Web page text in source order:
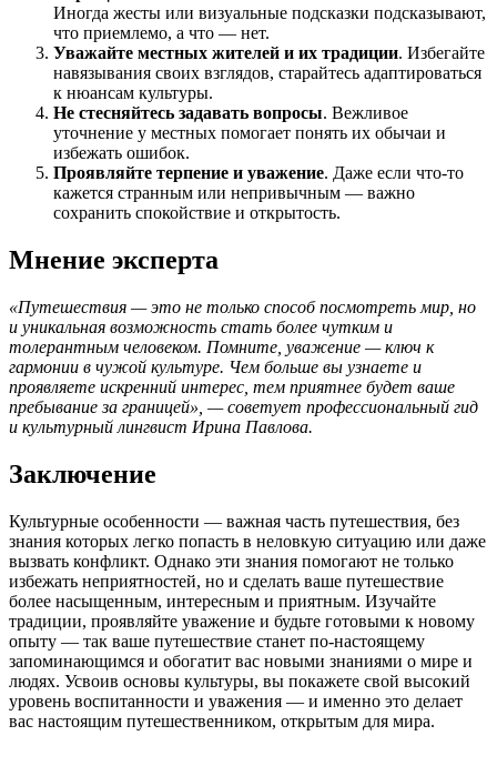
Иногда жесты или визуальные подсказки подсказывают,
что приемлемо, а что — нет.
Уважайте местных жителей и их традиции. Избегайте
навязывания своих взглядов, старайтесь адаптироваться
к нюансам культуры.
Не стесняйтесь задавать вопросы. Вежливое
уточнение у местных помогает понять их обычаи и
избежать ошибок.
Проявляйте терпение и уважение. Даже если что-то
кажется странным или непривычным — важно
сохранить спокойствие и открытость.
Мнение эксперта
«Путешествия — это не только способ посмотреть мир, но
и уникальная возможность стать более чутким и
толерантным человеком. Помните, уважение — ключ к
гармонии в чужой культуре. Чем больше вы узнаете и
проявляете искренний интерес, тем приятнее будет ваше
пребывание за границей», — советует профессиональный гид
и культурный лингвист Ирина Павлова.
Заключение
Культурные особенности — важная часть путешествия, без
знания которых легко попасть в неловкую ситуацию или даже
вызвать конфликт. Однако эти знания помогают не только
избежать неприятностей, но и сделать ваше путешествие
более насыщенным, интересным и приятным. Изучайте
традиции, проявляйте уважение и будьте готовыми к новому
опыту — так ваше путешествие станет по-настоящему
запоминающимся и обогатит вас новыми знаниями о мире и
людях. Усвоив основы культуры, вы покажете свой высокий
уровень воспитанности и уважения — и именно это делает
вас настоящим путешественником, открытым для мира.